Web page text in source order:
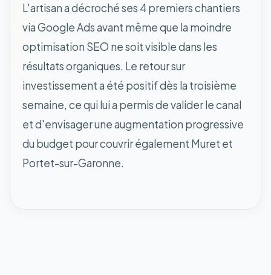
L'artisan a décroché ses 4 premiers chantiers
via Google Ads avant même que la moindre
optimisation SEO ne soit visible dans les
résultats organiques. Le retour sur
investissement a été positif dès la troisième
semaine, ce qui lui a permis de valider le canal
et d'envisager une augmentation progressive
du budget pour couvrir également Muret et
Portet-sur-Garonne.